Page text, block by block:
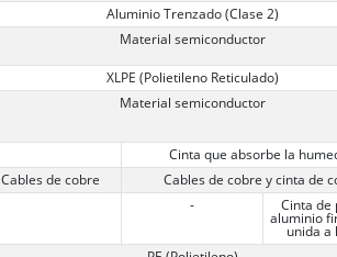
Aluminio Trenzado (Clase 2)
Material semiconductor
XLPE (Polietileno Reticulado)
Material semiconductor
Cinta que absorbe la
Cables de cobre
Cables de cobre y cinta de
- Cinta de
aluminio
unida a